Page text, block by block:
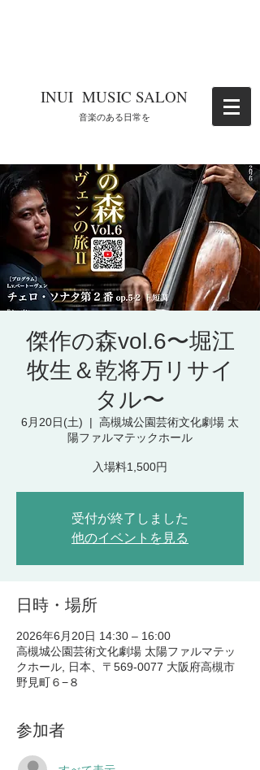
​INUI MUSIC SALON
​音楽のある日常を
傑作の森vol.6〜堀江
牧生＆乾将万リサイ
タル〜
6月20日(土)
  |
高槻城公園芸術文化劇場 太
陽ファルマテックホール
入場料1,500円
受付が終了しました
他のイベントを見る
日時・場所
2026年6月20日 14:30 – 16:00
高槻城公園芸術文化劇場 太陽ファルマテッ
クホール, 日本、〒569-0077 大阪府高槻市
野見町６−８
参加者